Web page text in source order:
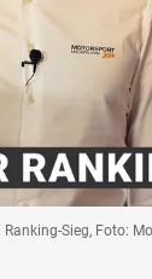
Sieg, Foto: